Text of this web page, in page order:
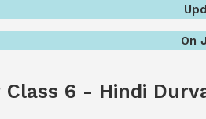
On
Class 6 - Hindi